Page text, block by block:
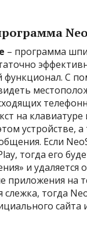
– программа
функционал. С
на
устройстве,
Если
тогда его
и удаляется
приложения на
слежка, тогда
сайта